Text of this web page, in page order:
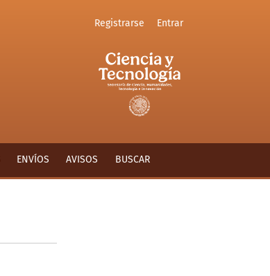
Registrarse Entrar
ENVÍOS AVISOS BUSCAR